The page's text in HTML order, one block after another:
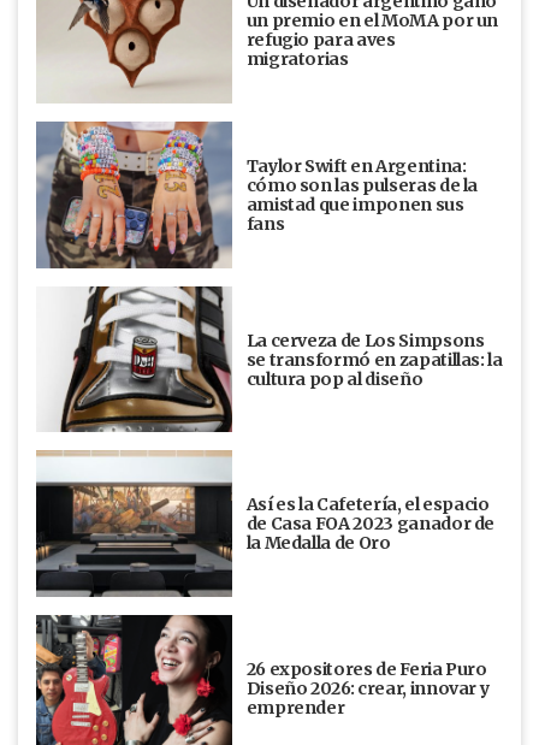
un premio en el MoMA por un
refugio para aves
migratorias
Taylor Swift en Argentina:
cómo son las pulseras de la
amistad que imponen sus
fans
La cerveza de Los Simpsons
se transformó en zapatillas: la
cultura pop al diseño
Así es la Cafetería, el espacio
de Casa FOA 2023 ganador de
la Medalla de Oro
26 expositores de Feria Puro
Diseño 2026: crear, innovar y
emprender